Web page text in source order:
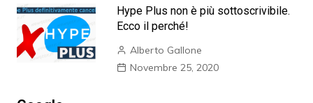
Hype Plus non è più sottoscrivibile.
Ecco il perché!
Alberto Gallone
Novembre 25, 2020